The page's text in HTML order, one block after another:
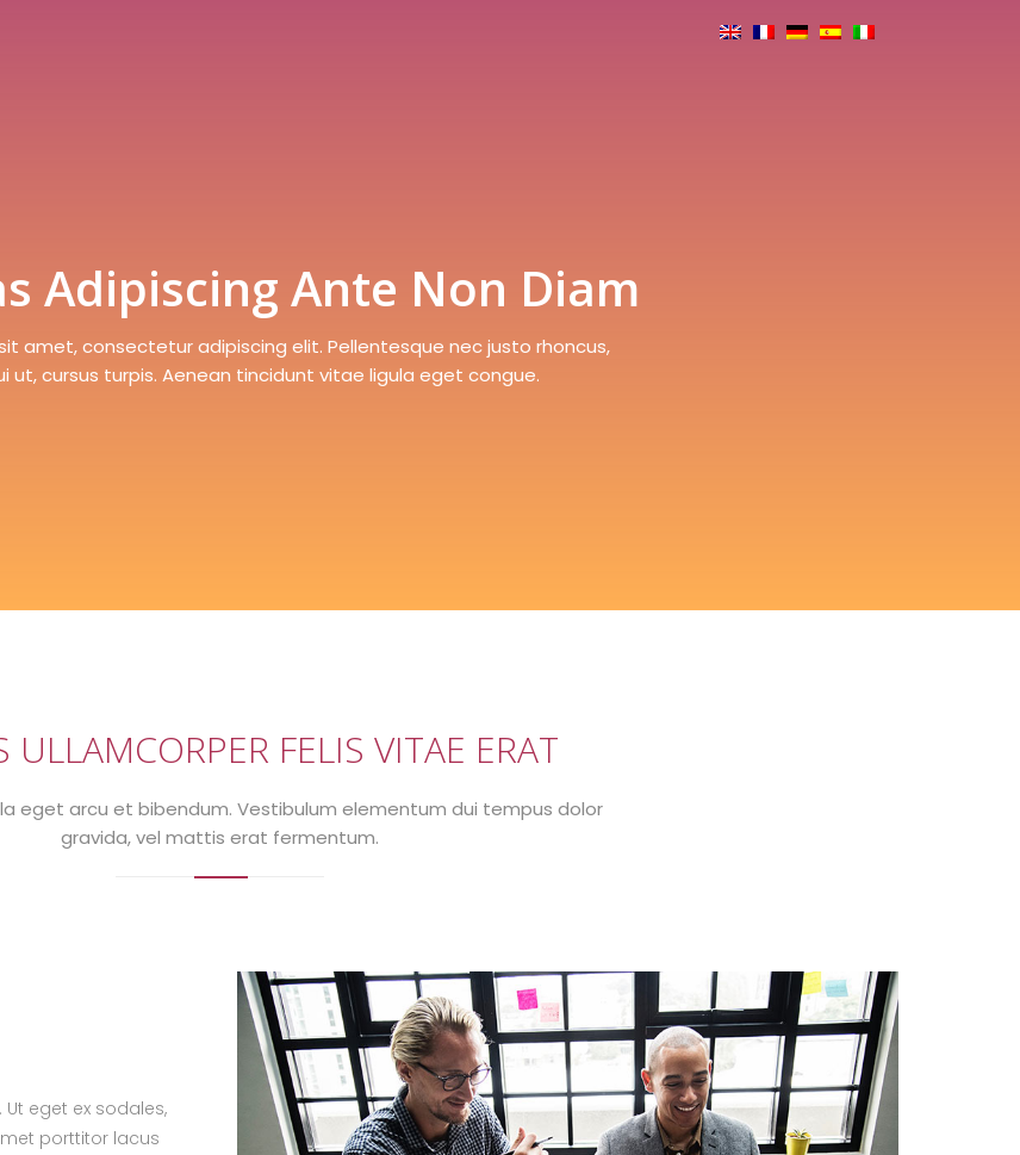
Adipiscing Ante Non Diam
amet, consectetur adipiscing elit. Pellentesque nec justo rhoncus,
ut, cursus turpis. Aenean tincidunt vitae ligula eget congue.
ULLAMCORPER FELIS VITAE ERAT
eget arcu et bibendum. Vestibulum elementum dui tempus dolor
gravida, vel mattis erat fermentum.
eget ex sodales,
porttitor lacus